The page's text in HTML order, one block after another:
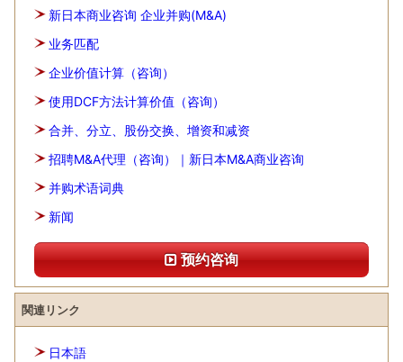
新日本商业咨询 企业并购(M&A)
业务匹配
企业价值计算（咨询）
使用DCF方法计算价值（咨询）
合并、分立、股份交换、增资和减资
招聘M&A代理（咨询）｜新日本M&A商业咨询
并购术语词典
新闻
预约咨询
関連リンク
日本語